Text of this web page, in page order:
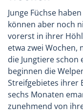
Junge Füchse
können aber noch
vorerst in ihrer
etwa zwei Wochen,
die Jungtiere schon
beginnen die
Streifgebietes ihrer
sechs Monaten
zunehmend von